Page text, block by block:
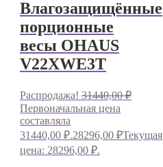
Влагозащищённые
порционные
весы OHAUS
V22XWE3T
Распродажа! 31440,00₽
Первоначальная цена
составляла
31440,00 ₽.28296,00 ₽Текущая
цена: 28296,00 ₽.